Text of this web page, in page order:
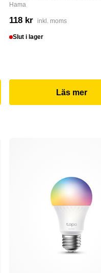
Hama
118 kr inkl. moms
Slut i lager
Läs mer